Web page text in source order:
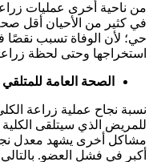
من ناحية أخرى عمليات
في كثير من الأحيان أقل
حي؛ لأن الوفاة تسبب نقصًا
استخراجها وحتى لحظة
الصحة العامة للمتلقي
نسبة نجاح عملية زراعة
للمريض الذي سيتلقى
مشاكل أخرى يشهد معدل
أكبر في فشل العضو.